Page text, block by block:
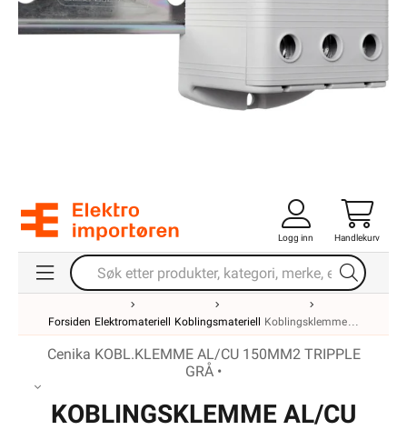
Logg inn Handlekurv
Forsiden Elektromateriell Koblingsmateriell Koblingsklemme
Cenika KOBL.KLEMME AL/CU 150MM2 TRIPPLE
GRÅ •
KOBLINGSKLEMME AL/CU